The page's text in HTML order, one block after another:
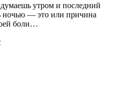
утром и последний
ночью — это или причина
боли…